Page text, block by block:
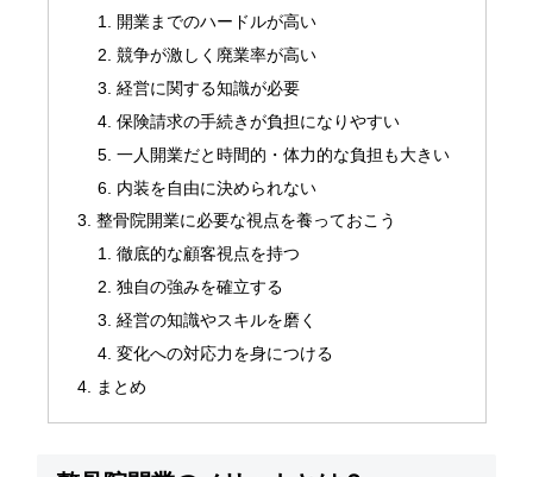
開業までのハードルが高い
競争が激しく廃業率が高い
経営に関する知識が必要
保険請求の手続きが負担になりやすい
一人開業だと時間的・体力的な負担も大きい
内装を自由に決められない
整骨院開業に必要な視点を養っておこう
徹底的な顧客視点を持つ
独自の強みを確立する
経営の知識やスキルを磨く
変化への対応力を身につける
まとめ